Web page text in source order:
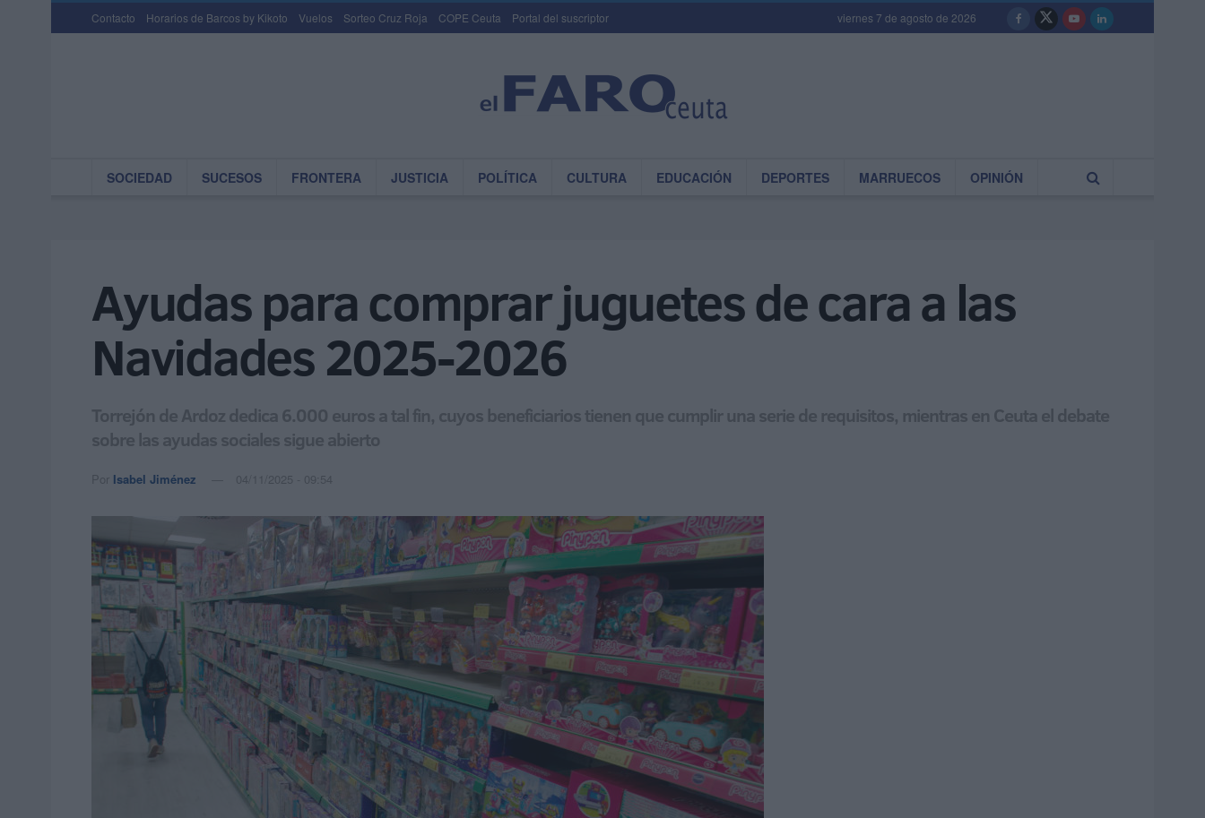
Contacto Horarios de Barcos by Kikoto Vuelos Sorteo Cruz Roja COPE Ceuta Portal del suscriptor viernes 7 de agosto de 2026
SOCIEDAD SUCESOS FRONTERA JUSTICIA POLÍTICA CULTURA EDUCACIÓN DEPORTES MARRUECOS OPINIÓN
Ayudas para comprar juguetes de cara a las
Navidades 2025-2026
Torrejón de Ardoz dedica 6.000 euros a tal fin, cuyos beneficiarios tienen que cumplir una serie de requisitos, mientras en Ceuta el debate
sobre las ayudas sociales sigue abierto
Por Isabel Jiménez 04/11/2025 - 09:54